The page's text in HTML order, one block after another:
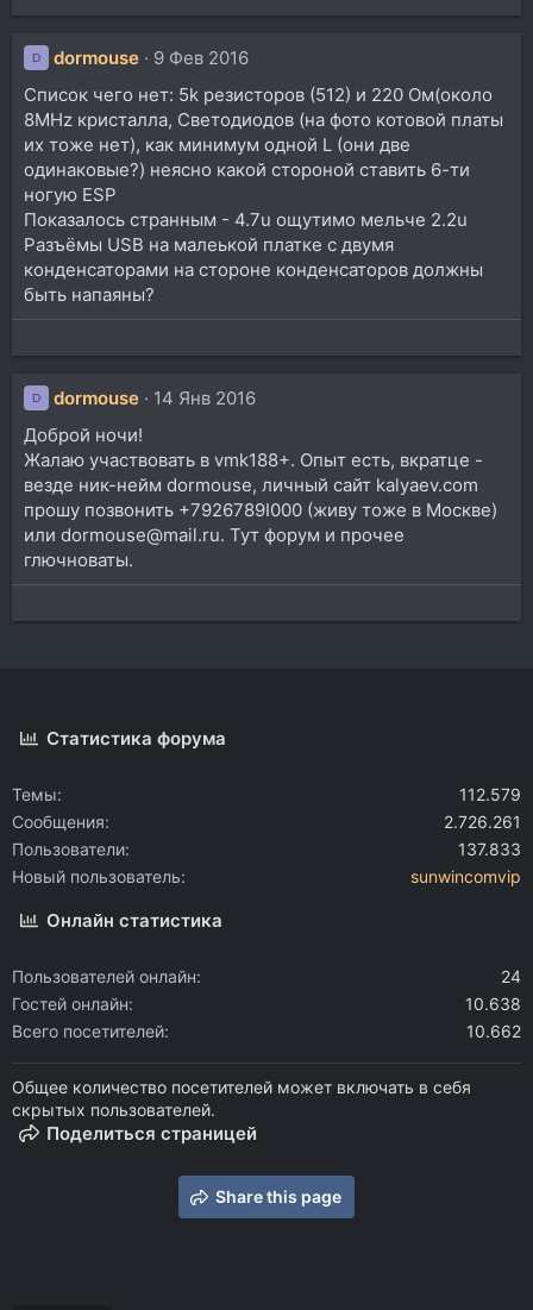
D dormouse
9 Фев 2016
Список чего нет: 5k резисторов (512) и 220 Ом(около
8MHz кристалла, Светодиодов (на фото котовой платы
их тоже нет), как минимум одной L (они две
одинаковые?) неясно какой стороной ставить 6-ти
ногую ESP
Показалось странным - 4.7u ощутимо мельче 2.2u
Разъёмы USB на малеькой платке с двумя
конденсаторами на стороне конденсаторов должны
быть напаяны?
D dormouse
14 Янв 2016
Доброй ночи!
Жалаю участвовать в vmk188+. Опыт есть, вкратце -
везде ник-нейм dormouse, личный сайт kalyaev.com
прошу позвонить +7926789I000 (живу тоже в Москве)
или dormouse@mail.ru. Тут форум и прочее
глючноваты.
Статистика форума
Темы
112.579
Сообщения
2.726.261
Пользователи
137.833
Новый пользователь
sunwincomvip
Онлайн статистика
Пользователей онлайн
24
Гостей онлайн
10.638
Всего посетителей
10.662
Общее количество посетителей может включать в себя
скрытых пользователей.
Поделиться страницей
Share this page